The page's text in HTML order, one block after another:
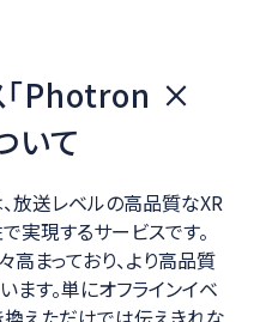
「Photron ×
いて
放送レベルの高品質なXR
実現するサービスです。
まっており、より高品質
す。単にオフラインイベ